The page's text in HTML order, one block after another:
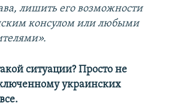
лишить его возможности
консулом или любыми
ситуации? Просто не
украинских